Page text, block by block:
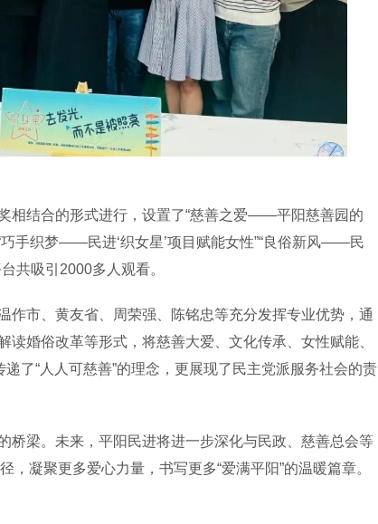
结合的形式进行，设置了“慈善之爱——平阳慈善园的
手织梦——民进‘织女星’项目赋能女性”“良俗新风——民
共吸引2000多人观看。
市、黄友省、周荣强、陈铭忠等充分发挥专业优势，通
婚俗改革等形式，将慈善大爱、文化传承、女性赋能、
了“人人可慈善”的理念，更展现了民主党派服务社会的责
梁。未来，平阳民进将进一步深化与民政、慈善总会等
，凝聚更多爱心力量，书写更多“爱满平阳”的温暖篇章。